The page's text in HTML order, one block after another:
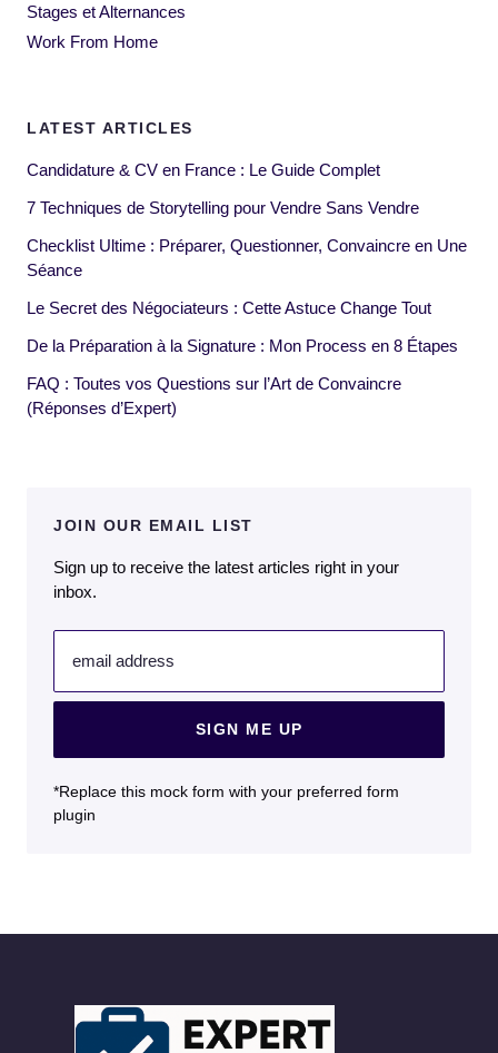
Stages et Alternances
Work From Home
LATEST ARTICLES
Candidature & CV en France : Le Guide Complet
7 Techniques de Storytelling pour Vendre Sans Vendre
Checklist Ultime : Préparer, Questionner, Convaincre en Une
Séance
Le Secret des Négociateurs : Cette Astuce Change Tout
De la Préparation à la Signature : Mon Process en 8 Étapes
FAQ : Toutes vos Questions sur l’Art de Convaincre
(Réponses d’Expert)
JOIN OUR EMAIL LIST
Sign up to receive the latest articles right in your
inbox.
email address
SIGN ME UP
*Replace this mock form with your preferred form
plugin